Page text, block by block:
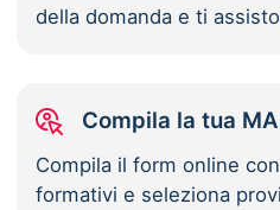
della domanda e ti
Compila la tua
Compila il form online
formativi e seleziona